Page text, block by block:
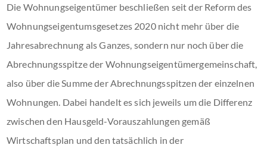
Die Wohnungseigentümer beschließen seit der Reform des
Wohnungseigentumsgesetzes 2020 nicht mehr über die
Jahresabrechnung als Ganzes, sondern nur noch über die
Abrechnungsspitze der Wohnungseigentümergemeinschaft,
also über die Summe der Abrechnungsspitzen der einzelnen
Wohnungen. Dabei handelt es sich jeweils um die Differenz
zwischen den Hausgeld-Vorauszahlungen gemäß
Wirtschaftsplan und den tatsächlich in der